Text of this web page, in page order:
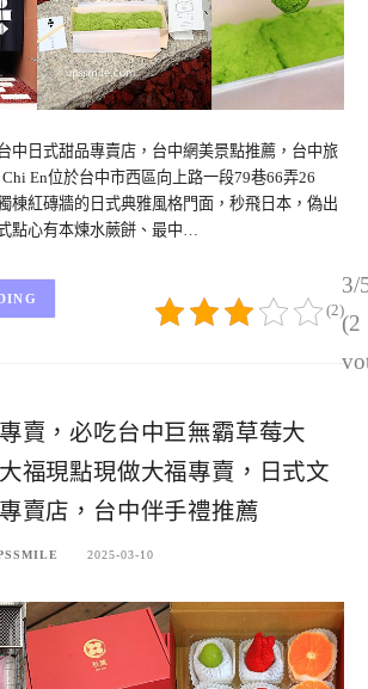
中日式甜品專賣店，台中網美景點推薦，台中旅
En位於台中市西區向上路一段79巷66弄26
棟紅磚牆的日式典雅風格門面，秒飛日本，偽出
點心有本煉水蕨餅、最中…
3/
(2
(2)
賣，必吃台中巨無霸草莓大
福現點現做大福專賣，日式文
賣店，台中伴手禮推薦
2025-03-10